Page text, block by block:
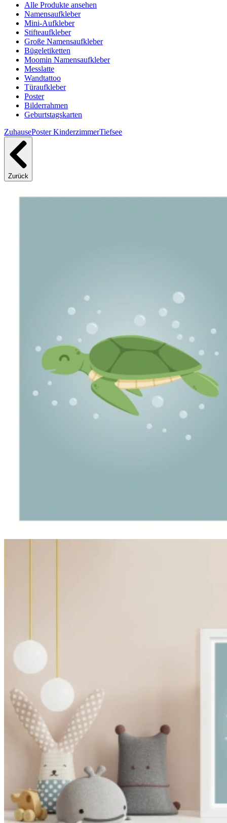
Alle Produkte ansehen
Namensaufkleber
Mini-Aufkleber
Stifteaufkleber
Große Namensaufkleber
Bügeletiketten
Moomin Namensaufkleber
Messlatte
Wandtattoo
Türaufkleber
Poster
Bilderrahmen
Geburtstagskarten
ZuhausePoster KinderzimmerTiefsee
Zurück